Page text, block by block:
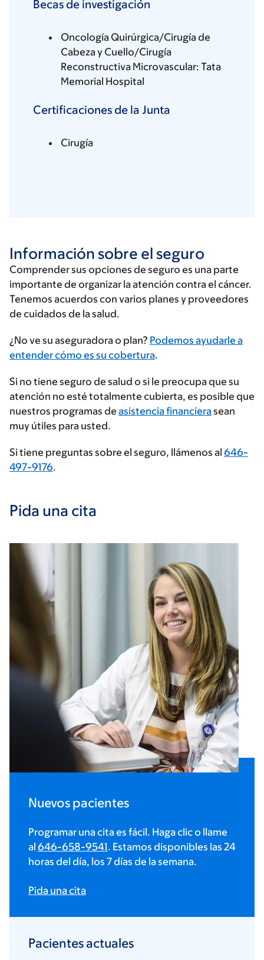
Becas de investigación
Oncología Quirúrgica/Cirugía de
Cabeza y Cuello/Cirugía
Reconstructiva Microvascular: Tata
Memorial Hospital
Certificaciones de la Junta
Cirugía
Información sobre el seguro
Comprender sus opciones de seguro es una parte
importante de organizar la atención contra el cáncer.
Tenemos acuerdos con varios planes y proveedores
de cuidados de la salud.
Ingrese
su
de
seguros
¿No ve su aseguradora o plan? Podemos ayudarle a
entender cómo es su cobertura.
Si no tiene seguro de salud o si le preocupa que su
atención no esté totalmente cubierta, es posible que
nuestros programas de asistencia financierasean
muy útiles para usted.
Si tiene preguntas sobre el seguro, llámenos al 646-
497-9176.
Pida una cita
Nuevos pacientes
Programar una cita es fácil. Haga clic o llame
al 646-658-9541. Estamos disponibles las 24
horas del día, los 7 días de la semana.
Pida una cita
Pacientes actuales